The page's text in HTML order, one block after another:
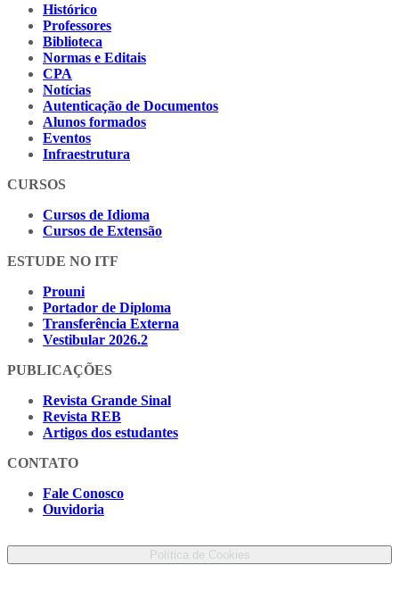
Histórico
Professores
Biblioteca
Normas e Editais
CPA
Notícias
Autenticação de Documentos
Alunos formados
Eventos
Infraestrutura
CURSOS
Cursos de Idioma
Cursos de Extensão
ESTUDE NO ITF
Prouni
Portador de Diploma
Transferência Externa
Vestibular 2026.2
PUBLICAÇÕES
Revista Grande Sinal
Revista REB
Artigos dos estudantes
CONTATO
Fale Conosco
Ouvidoria
Política de Cookies